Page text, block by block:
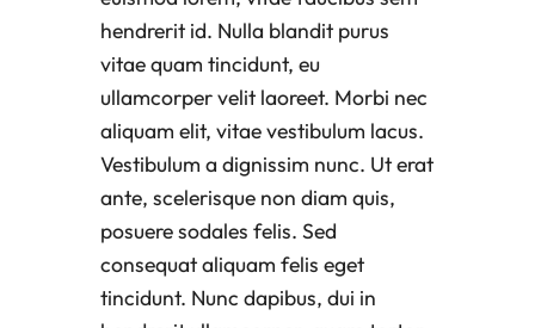
hendrerit id. Nulla blandit purus
vitae quam tincidunt, eu
ullamcorper velit laoreet. Morbi nec
aliquam elit, vitae vestibulum lacus.
Vestibulum a dignissim nunc. Ut erat
ante, scelerisque non diam quis,
posuere sodales felis. Sed
consequat aliquam felis eget
tincidunt. Nunc dapibus, dui in